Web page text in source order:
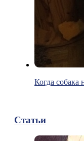
Когда собака
Статьи